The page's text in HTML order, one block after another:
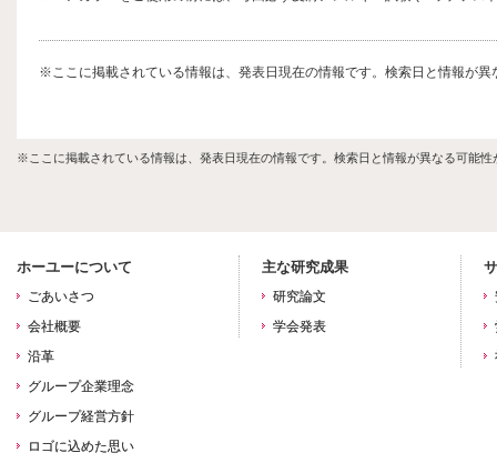
※ここに掲載されている情報は、発表日現在の情報です。検索日と情報が
※ここに掲載されている情報は、発表日現在の情報です。検索日と情報が異なる可能
ホーユーについて
ごあいさつ
会社概要
沿革
グループ企業理念
グループ経営方針
ロゴに込めた思い
主な研究成果
研究論文
学会発表